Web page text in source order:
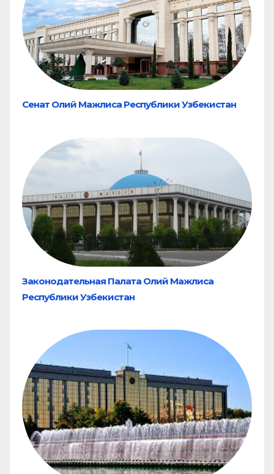
Сенат Олий Мажлиса Республики Узбекистан
Законодательная Палата Олий Мажлиса
Республики Узбекистан